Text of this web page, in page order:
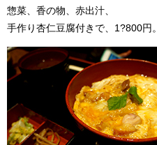
惣菜、香の物、赤出汁、
手作り杏仁豆腐付きで、1?800円。